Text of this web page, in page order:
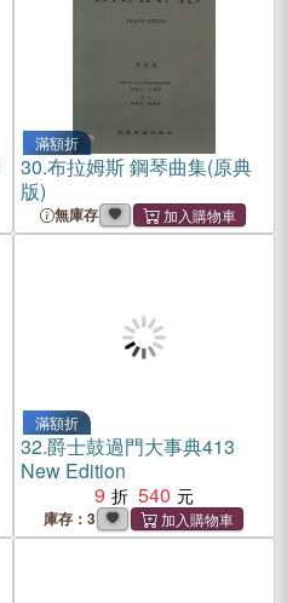
滿額折
30.布拉姆斯 鋼琴曲集(原典
版)
無庫存
滿額折
32.爵士鼓過門大事典413
New Edition
9
540
庫存：3